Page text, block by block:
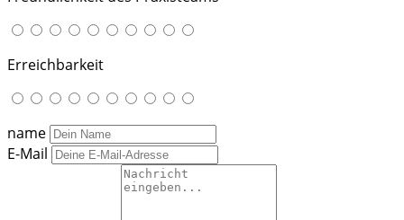
Erreichbarkeit
name
E-Mail